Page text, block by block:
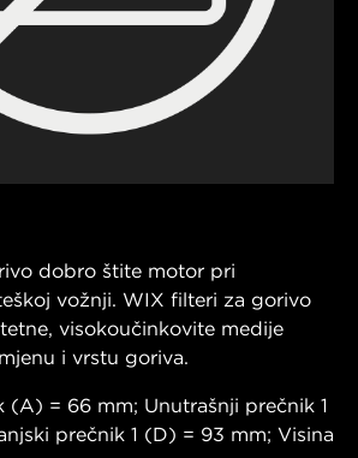
dobro štite motor pri
vožnji. WIX filteri za gorivo
visokoučinkovite medije
i vrstu goriva.
(A) = 66 mm; Unutrašnji prečnik 1
prečnik 1 (D) = 93 mm; Visina